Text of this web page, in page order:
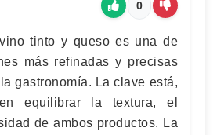
0
tinto y queso es una de
más refinadas y precisas
gastronomía. La clave está,
en equilibrar la textura, el
de ambos productos. La